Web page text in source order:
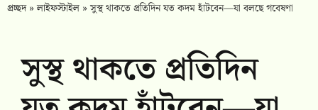
প্রচ্ছদ»লাইফস্টাইল »সুস্থ থাকতে প্রতিদিন যত কদম হাঁটবেন—যা বলছে গবেষণা
সুস্থ থাকতে প্রতিদিন